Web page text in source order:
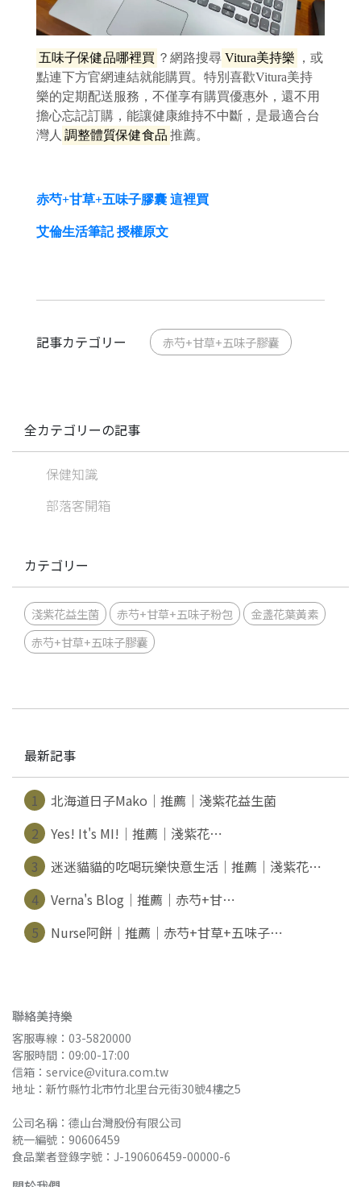
五味子保健品哪裡買 ？網路搜尋 Vitura美持樂
，或
點連下方官網連結就能購買。特別喜歡Vitura美持
樂的定期配送服務，不僅享有購買優惠外，還不用
擔心忘記訂購，能讓健康維持不中斷，是最適合台
灣人 調整體質保健食品 推薦。
赤芍+甘草+五味子膠囊 這裡買
艾倫生活筆記 授權原文
記事カテゴリー 赤芍+甘草+五味子膠囊
全カテゴリーの記事
保健知識
部落客開箱
カテゴリー
淺紫花益生菌 赤芍+甘草+五味子粉包
金盞花葉黃素
赤芍+甘草+五味子膠囊
最新記事
1
北海道日子Mako｜推薦｜淺紫花益生菌
2
Yes! It's MI!｜推薦｜淺紫花⋯
3
迷迷貓貓的吃喝玩樂快意生活｜推薦｜淺紫花⋯
4
Verna's Blog｜推薦｜赤芍+甘⋯
5
Nurse阿餅｜推薦｜赤芍+甘草+五味子⋯
聯絡美持樂
客服專線：03-5820000
客服時間：09:00-17:00
信箱：service@vitura.com.tw
地址：新竹縣竹北市竹北里台元街30號4樓之5
公司名稱：德山台灣股份有限公司
統一編號：90606459
食品業者登錄字號：J-190606459-00000-6